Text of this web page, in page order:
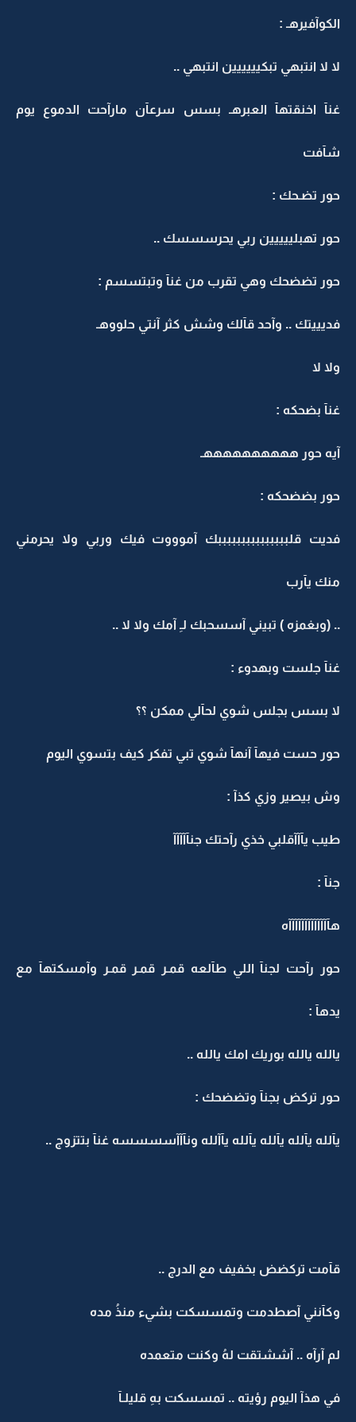
الكوآفيرهـ :
لا لا انتبهي تبكيييييين انتبهي ..
غنآ اخنقتهآ العبرهـ بسس سرعآن مارآحت الدموع يوم
شآفت
حور تضـحك :
حور تهبلييييين ربي يحرسسسك ..
حور تضضحك وهي تقرب من غنآ وتبتسسم :
فديييتك .. وآحد قآلك وشش كثر آنتي حلووهـ
ولا لا
غنآ بضحكه :
آيه حور ههههههههههـ
حور بضضحكه :
فديت قلبببببببببببببببك آموووت فيك وربي ولا يحرمني
منك يآرب
.. (وبغمزه ) تبيني آسسحبك لـِ آمك ولا لا ..
غنآ جلست وبهدوء :
لا بسس بجلس شوي لحآلي ممكن ؟؟
حور حست فيهآ آنهآ شوي تبي تفكر كيف بتسوي اليوم
وش بيصير وزي كذآ :
طيب يآآآقلبي خذي رآحتك جنآآآآآ
جنآ :
هآآآآآآآآآآآآآه
حور رآحت لجنآ اللي طآلعه قمـر قمـر قمـر وآمسكتهآ مع
يدهآ :
يالله يالله بوريك امك يالله ..
حور تركض بجنآ وتضضحك :
يآلله يآلله يآلله يآلله يآآلله ونآآآسسسسه غنآ بتتزوج ..
قآمت تركضض بخفيف مع الدرج ..
وكآنني آصطدمت وتمسسكت بشيء منذُ مده
لم آرآه .. آششتقت لهُ وكنت متعمده
في هذآ اليوم رؤيته .. تمسسكت بهِ قليلـآ